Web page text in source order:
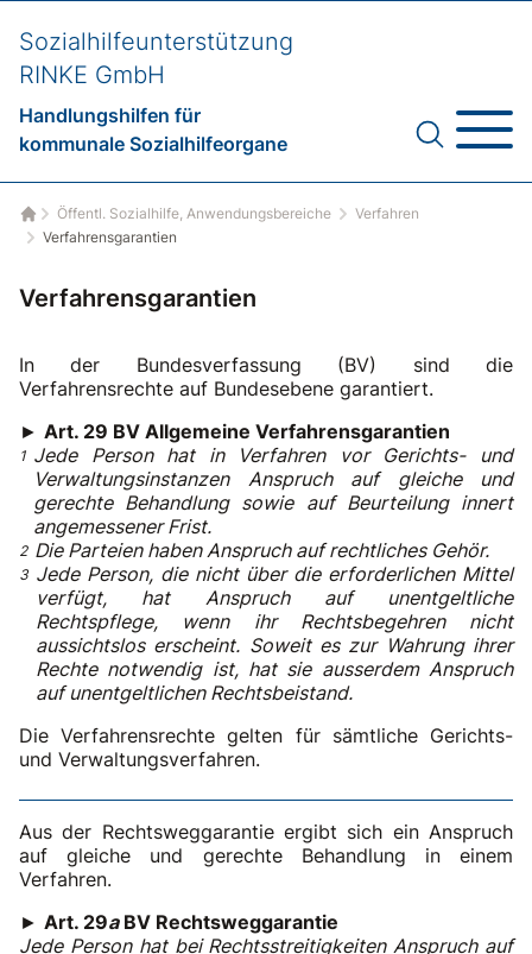
Sozialhilfeunterstützung
RINKE GmbH
Handlungshilfen für
kommunale Sozialhilfeorgane
Startseite
Öffentl. Sozialhilfe, Anwendungsbereiche
Verfahren
Verfahrensgarantien
Verfahrensgarantien
In der Bundesverfassung (BV) sind die
Verfahrensrechte auf Bundesebene garantiert.
► Art. 29 BV Allgemeine Verfahrensgarantien
Jede Person hat in Verfahren vor Gerichts- und
Verwaltungsinstanzen Anspruch auf gleiche und
gerechte Behandlung sowie auf Beurteilung innert
angemessener Frist.
Die Parteien haben Anspruch auf rechtliches Gehör.
Jede Person, die nicht über die erforderlichen Mittel
verfügt, hat Anspruch auf unentgeltliche
Rechtspflege, wenn ihr Rechtsbegehren nicht
aussichtslos erscheint. Soweit es zur Wahrung ihrer
Rechte notwendig ist, hat sie ausserdem Anspruch
auf unentgeltlichen Rechtsbeistand.
Die Verfahrensrechte gelten für sämtliche Gerichts-
und Verwaltungsverfahren.
Aus der Rechtsweggarantie ergibt sich ein Anspruch
auf gleiche und gerechte Behandlung in einem
Verfahren.
► Art. 29aBV Rechtsweggarantie
Jede Person hat bei Rechtsstreitigkeiten Anspruch auf